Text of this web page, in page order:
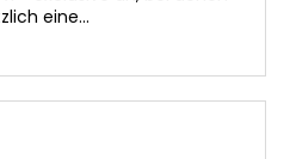
eine...